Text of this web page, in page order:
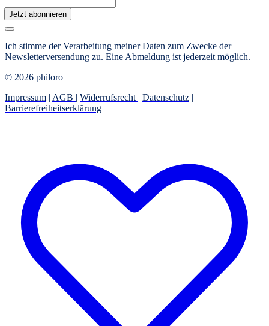
Jetzt abonnieren
Ich stimme der Verarbeitung meiner Daten zum Zwecke der
Newsletterversendung zu. Eine Abmeldung ist jederzeit möglich.
© 2026 philoro
Impressum | AGB | Widerrufsrecht | Datenschutz |
Barrierefreiheitserklärung